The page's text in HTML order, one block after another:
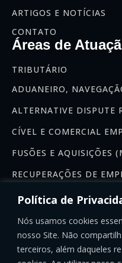
Política de
Nós usamos cookies
nosso Site. Não
terceiros, além daqueles
ARTIGOS E NOTÍCIAS
CONTATO
Áreas de
TRIBUTÁRIO
ADUANEIRO,
ALTERNATIVE DISPUTE
CÍVEL E COMERCIAL
FUSÕES E AQUISIÇÕES
RECUPERAÇÕES DE
Se inscreva na nossa